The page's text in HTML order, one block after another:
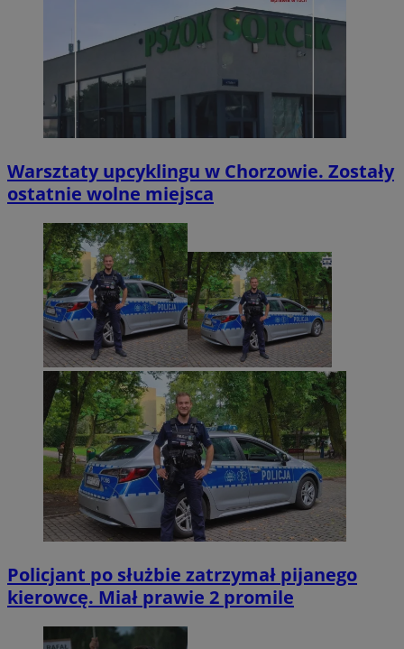
Warsztaty upcyklingu w Chorzowie. Zostały
ostatnie wolne miejsca
Policjant po służbie zatrzymał pijanego
kierowcę. Miał prawie 2 promile